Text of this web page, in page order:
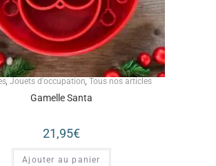
, Jouets d'occupation, Tous nos articles
Gamelle Santa
21,95€
Ajouter au panier